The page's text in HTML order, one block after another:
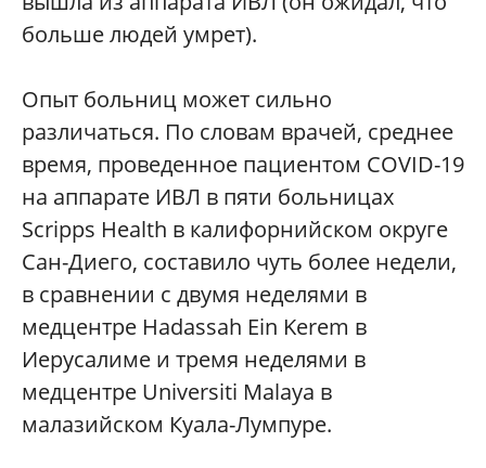
больше людей умрет).
Опыт больниц может сильно
различаться. По словам врачей, среднее
время, проведенное пациентом COVID-19
на аппарате ИВЛ в пяти больницах
Scripps Health в калифорнийском округе
Сан-Диего, составило чуть более недели,
в сравнении с двумя неделями в
медцентре Hadassah Ein Kerem в
Иерусалиме и тремя неделями в
медцентре Universiti Malaya в
малазийском Куала-Лумпуре.